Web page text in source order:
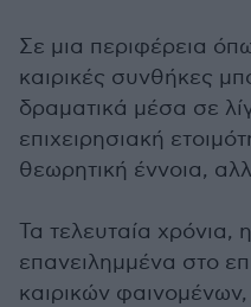
Σε μια περιφέρεια
καιρικές συνθήκες
δραματικά μέσα σε
επιχειρησιακή
θεωρητική έννοια,
Τα τελευταία χρόνια,
επανειλημμένα στο
καιρικών